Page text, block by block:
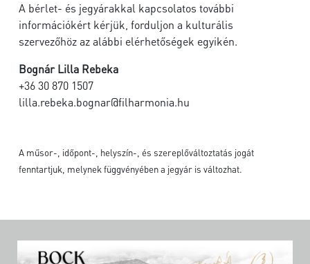
A bérlet- és jegyárakkal kapcsolatos további
információkért kérjük, forduljon a kulturális
szervezőhöz az alábbi elérhetőségek egyikén.
Bognár Lilla Rebeka
+36 30 870 1507
lilla.rebeka.bognar@filharmonia.hu
A műsor-, időpont-, helyszín-, és szereplőváltoztatás jogát
fenntartjuk, melynek függvényében a jegyár is változhat.